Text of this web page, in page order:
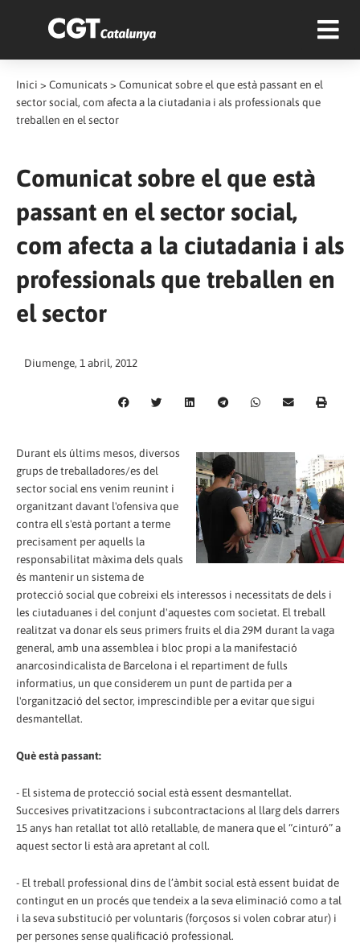
Inici > Comunicats > Comunicat sobre el que està passant en el
sector social, com afecta a la ciutadania i als professionals que
treballen en el sector
Comunicat sobre el que està
passant en el sector social,
com afecta a la ciutadania i als
professionals que treballen en
el sector
Diumenge, 1 abril, 2012
Durant els últims mesos, diversos
grups de treballadores/es del
sector social ens venim reunint i
organitzant davant l'ofensiva que
contra ell s'està portant a terme
precisament per aquells la
responsabilitat màxima dels quals
és mantenir un sistema de
protecció social que cobreixi els interessos i necessitats de dels i
les ciutaduanes i del conjunt d'aquestes com societat. El treball
realitzat va donar els seus primers fruits el dia 29M durant la vaga
general, amb una assemblea i bloc propi a la manifestació
anarcosindicalista de Barcelona i el repartiment de fulls
informatius, un que considerem un punt de partida per a
l'organització del sector, imprescindible per a evitar que sigui
desmantellat.
Què està passant:
- El sistema de protecció social està essent desmantellat.
Succesives privatitzacions i subcontractacions al llarg dels darrers
15 anys han retallat tot allò retallable, de manera que el “cinturó” a
aquest sector li està ara apretant al coll.
- El treball professional dins de l’àmbit social està essent buidat de
contingut en un procés que tendeix a la seva eliminació como a tal
i la seva substitució per voluntaris (forçosos si volen cobrar atur) i
per persones sense qualificació professional.